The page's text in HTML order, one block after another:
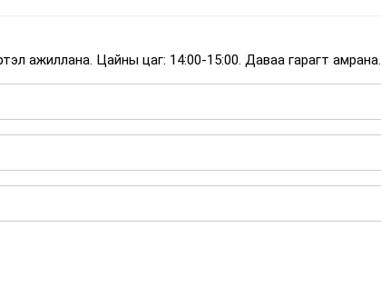
ажиллана. Цайны цаг: 14:00-15:00. Даваа гарагт амрана.